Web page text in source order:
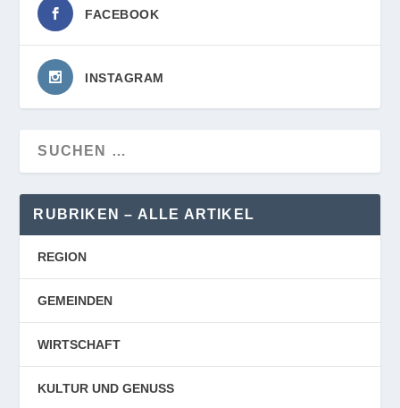
FACEBOOK
INSTAGRAM
RUBRIKEN – ALLE ARTIKEL
REGION
GEMEINDEN
WIRTSCHAFT
KULTUR UND GENUSS